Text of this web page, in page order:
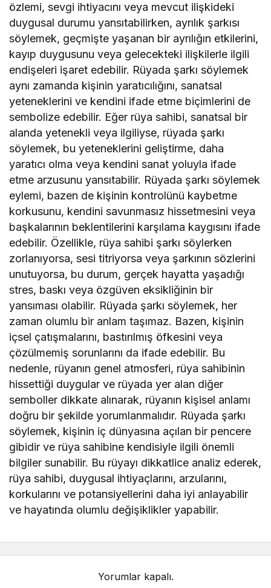
özlemi, sevgi ihtiyacını veya mevcut ilişkideki
duygusal durumu yansıtabilirken, ayrılık şarkısı
söylemek, geçmişte yaşanan bir ayrılığın etkilerini,
kayıp duygusunu veya gelecekteki ilişkilerle ilgili
endişeleri işaret edebilir. Rüyada şarkı söylemek
aynı zamanda kişinin yaratıcılığını, sanatsal
yeteneklerini ve kendini ifade etme biçimlerini de
sembolize edebilir. Eğer rüya sahibi, sanatsal bir
alanda yetenekli veya ilgiliyse, rüyada şarkı
söylemek, bu yeteneklerini geliştirme, daha
yaratıcı olma veya kendini sanat yoluyla ifade
etme arzusunu yansıtabilir. Rüyada şarkı söylemek
eylemi, bazen de kişinin kontrolünü kaybetme
korkusunu, kendini savunmasız hissetmesini veya
başkalarının beklentilerini karşılama kaygısını ifade
edebilir. Özellikle, rüya sahibi şarkı söylerken
zorlanıyorsa, sesi titriyorsa veya şarkının sözlerini
unutuyorsa, bu durum, gerçek hayatta yaşadığı
stres, baskı veya özgüven eksikliğinin bir
yansıması olabilir. Rüyada şarkı söylemek, her
zaman olumlu bir anlam taşımaz. Bazen, kişinin
içsel çatışmalarını, bastırılmış öfkesini veya
çözülmemiş sorunlarını da ifade edebilir. Bu
nedenle, rüyanın genel atmosferi, rüya sahibinin
hissettiği duygular ve rüyada yer alan diğer
semboller dikkate alınarak, rüyanın kişisel anlamı
doğru bir şekilde yorumlanmalıdır. Rüyada şarkı
söylemek, kişinin iç dünyasına açılan bir pencere
gibidir ve rüya sahibine kendisiyle ilgili önemli
bilgiler sunabilir. Bu rüyayı dikkatlice analiz ederek,
rüya sahibi, duygusal ihtiyaçlarını, arzularını,
korkularını ve potansiyellerini daha iyi anlayabilir
ve hayatında olumlu değişiklikler yapabilir.
Yorumlar kapalı.